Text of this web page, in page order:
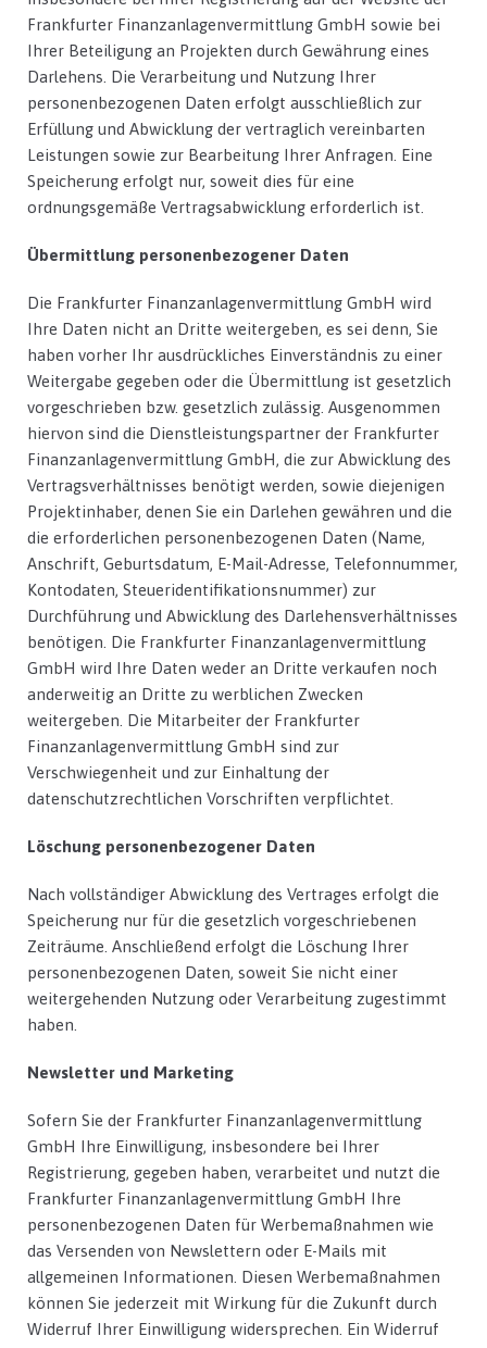
Frankfurter Finanzanlagenvermittlung GmbH sowie bei
Ihrer Beteiligung an Projekten durch Gewährung eines
Darlehens. Die Verarbeitung und Nutzung Ihrer
personenbezogenen Daten erfolgt ausschließlich zur
Erfüllung und Abwicklung der vertraglich vereinbarten
Leistungen sowie zur Bearbeitung Ihrer Anfragen. Eine
Speicherung erfolgt nur, soweit dies für eine
ordnungsgemäße Vertragsabwicklung erforderlich ist.
Übermittlung personenbezogener Daten
Die Frankfurter Finanzanlagenvermittlung GmbH wird
Ihre Daten nicht an Dritte weitergeben, es sei denn, Sie
haben vorher Ihr ausdrückliches Einverständnis zu einer
Weitergabe gegeben oder die Übermittlung ist gesetzlich
vorgeschrieben bzw. gesetzlich zulässig. Ausgenommen
hiervon sind die Dienstleistungspartner der Frankfurter
Finanzanlagenvermittlung GmbH, die zur Abwicklung des
Vertragsverhältnisses benötigt werden, sowie diejenigen
Projektinhaber, denen Sie ein Darlehen gewähren und die
die erforderlichen personenbezogenen Daten (Name,
Anschrift, Geburtsdatum, E-Mail-Adresse, Telefonnummer,
Kontodaten, Steueridentifikationsnummer) zur
Durchführung und Abwicklung des Darlehensverhältnisses
benötigen. Die Frankfurter Finanzanlagenvermittlung
GmbH wird Ihre Daten weder an Dritte verkaufen noch
anderweitig an Dritte zu werblichen Zwecken
weitergeben. Die Mitarbeiter der Frankfurter
Finanzanlagenvermittlung GmbH sind zur
Verschwiegenheit und zur Einhaltung der
datenschutzrechtlichen Vorschriften verpflichtet.
Löschung personenbezogener Daten
Nach vollständiger Abwicklung des Vertrages erfolgt die
Speicherung nur für die gesetzlich vorgeschriebenen
Zeiträume. Anschließend erfolgt die Löschung Ihrer
personenbezogenen Daten, soweit Sie nicht einer
weitergehenden Nutzung oder Verarbeitung zugestimmt
haben.
Newsletter und Marketing
Sofern Sie der Frankfurter Finanzanlagenvermittlung
GmbH Ihre Einwilligung, insbesondere bei Ihrer
Registrierung, gegeben haben, verarbeitet und nutzt die
Frankfurter Finanzanlagenvermittlung GmbH Ihre
personenbezogenen Daten für Werbemaßnahmen wie
das Versenden von Newslettern oder E-Mails mit
allgemeinen Informationen. Diesen Werbemaßnahmen
können Sie jederzeit mit Wirkung für die Zukunft durch
Widerruf Ihrer Einwilligung widersprechen. Ein Widerruf